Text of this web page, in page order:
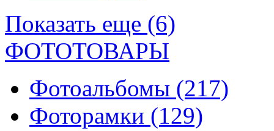
Показать еще (6)
ФОТОТОВАРЫ
Фотоальбомы (217)
Фоторамки (129)